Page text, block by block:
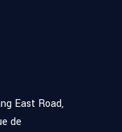
East Road,
de